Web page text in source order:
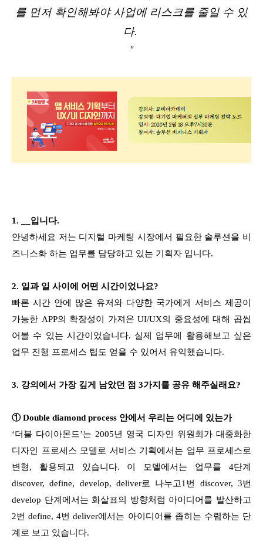
를 먼저 확인해봐야 사업에 리스크를 줄일 수 있
다.
"
1. __입니다.
안녕하세요 저는 디지털 마케팅 시장에서 필요한 솔루션을 비
즈니스화 하는 업무를 담당하고 있는 기획자 입니다.
2. 일과 일 사이에 어떤 시간이었나요?
빠른 시간 안에 많은 유저와 다양한 국가에게 서비스 제공이
가능한 APP의 확장성이 가져온 UI/UX의 중요성에 대해 곱씹
어볼 수 있는 시간이었습니다. 실제 업무에 활용해보고 싶은
업무 진행 프로세스 팁도 얻을 수 있어서 유익했습니다.
3. 강의에서 가장 깊게 남았던 점 3가지를 공유 해주실래요?
①Double diamond process 안에서 우리는 어디에 있는가
‘더블 다이아몬드’는 2005년 영국 디자인 위원회가 대중화한
디자인 프로세스 모델로 서비스 기획에서는 업무 프로세스로
변형, 활용되고 있습니다. 이 모델에서는 업무를 4단계
discover, define, develop, deliver로 나누고1번 discover, 3번
develop 단계에서는 화살표의 방향처럼 아이디어를 발산하고
2번 define, 4번 deliver에서는 아이디어를 좁히는 수렴하는 단
계로 보고 있습니다.